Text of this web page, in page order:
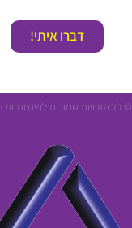
דברו איתי!
© כל הזכויות שמורות